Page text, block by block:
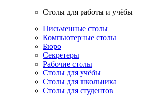
Столы для работы и учёбы
Письменные столы
Компьютерные столы
Бюро
Секретеры
Рабочие столы
Столы для учёбы
Столы для школьника
Столы для студентов